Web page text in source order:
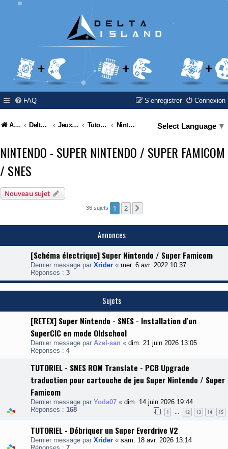
FAQ Connexion
S’enregistrer
Accueil Delta Island Jeux Video Tutoriel / Modding / Hack & Info Nintendo - Super Nintendo / Super Famicom / SNES Select Language ▼
NINTENDO - SUPER NINTENDO / SUPER FAMICOM
/ SNES
Nouveau sujet
36 sujets 1 2
Annonces
[Schéma électrique] Super Nintendo / Super Famicom
Dernier message par Xrider « mer. 6 avr. 2022 10:37
Réponses : 3
Sujets
[RETEX] Super Nintendo - SNES - Installation d'un
SuperCIC en mode Oldschool
Dernier message par Azel-san « dim. 21 juin 2026 13:05
Réponses : 4
TUTORIEL - SNES ROM Translate - PCB Upgrade
traduction pour cartouche de jeu Super Nintendo / Super
Famicom
Dernier message par Yoda07 « dim. 14 juin 2026 19:44
Réponses : 168 1 … 12 13 14 15
TUTORIEL - Débriquer un Super Everdrive V2
Dernier message par Xrider « sam. 18 avr. 2026 13:14